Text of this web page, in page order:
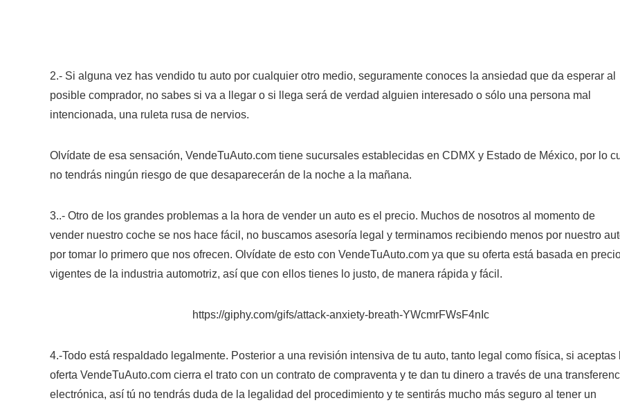
2.- Si alguna vez has vendido tu auto por cualquier otro medio, seguramente conoces la ansiedad que da esperar al
posible comprador, no sabes si va a llegar o si llega será de verdad alguien interesado o sólo una persona mal
intencionada, una ruleta rusa de nervios.
Olvídate de esa sensación, VendeTuAuto.com tiene sucursales establecidas en CDMX y Estado de México, por lo
no tendrás ningún riesgo de que desaparecerán de la noche a la mañana.
3..- Otro de los grandes problemas a la hora de vender un auto es el precio. Muchos de nosotros al momento de
vender nuestro coche se nos hace fácil, no buscamos asesoría legal y terminamos recibiendo menos por nuestro
por tomar lo primero que nos ofrecen. Olvídate de esto con VendeTuAuto.com ya que su oferta está basada en
vigentes de la industria automotriz, así que con ellos tienes lo justo, de manera rápida y fácil.
https://giphy.com/gifs/attack-anxiety-breath-YWcmrFWsF4nIc
4.-Todo está respaldado legalmente. Posterior a una revisión intensiva de tu auto, tanto legal como física, si aceptas
oferta VendeTuAuto.com cierra el trato con un contrato de compraventa y te dan tu dinero a través de una
electrónica, así tú no tendrás duda de la legalidad del procedimiento y te sentirás mucho más seguro al tener un